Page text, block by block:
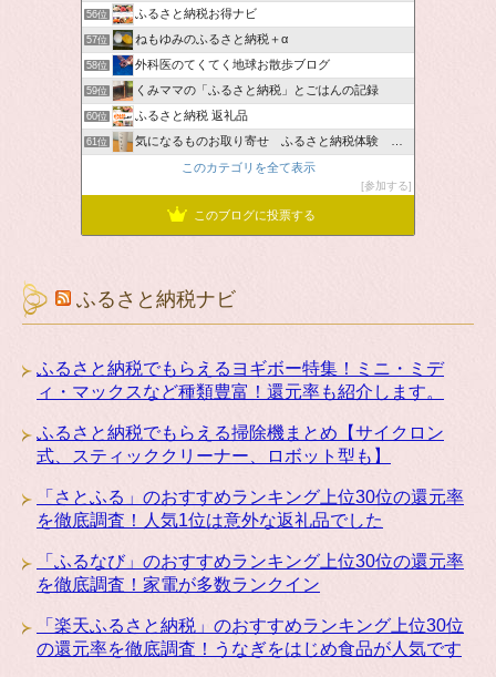
56位 ふるさと納税お得ナビ
57位 ねもゆみのふるさと納税＋α
58位 外科医のてくてく地球お散歩ブログ
59位 くみママの「ふるさと納税」とごはんの記録
60位 ふるさと納税 返礼品
61位
気になるものお取り寄せ ふるさと納税体験 ＆ お薦め情報
このカテゴリを全て表示
参加する
このブログに投票する
ふるさと納税ナビ
ふるさと納税でもらえるヨギボー特集！ミニ・ミデ
ィ・マックスなど種類豊富！還元率も紹介します。
ふるさと納税でもらえる掃除機まとめ【サイクロン
式、スティッククリーナー、ロボット型も】
「さとふる」のおすすめランキング上位30位の還元率
を徹底調査！人気1位は意外な返礼品でした
「ふるなび」のおすすめランキング上位30位の還元率
を徹底調査！家電が多数ランクイン
「楽天ふるさと納税」のおすすめランキング上位30位
の還元率を徹底調査！うなぎをはじめ食品が人気です